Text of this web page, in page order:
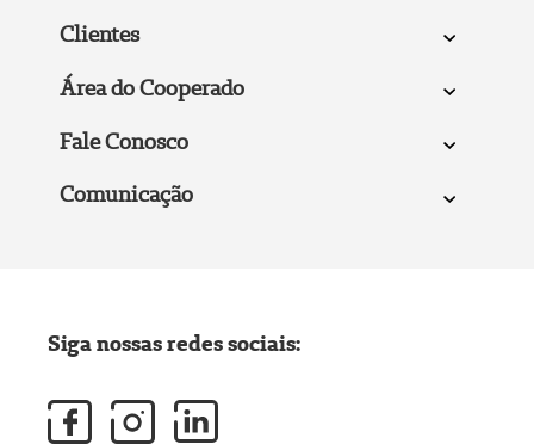
Clientes
Área do Cooperado
Fale Conosco
Comunicação
Siga nossas redes sociais: